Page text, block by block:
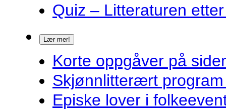
Quiz – Litteraturen
Lær mer!
Korte oppgåver på
Skjønnlitterært
Episke lover i